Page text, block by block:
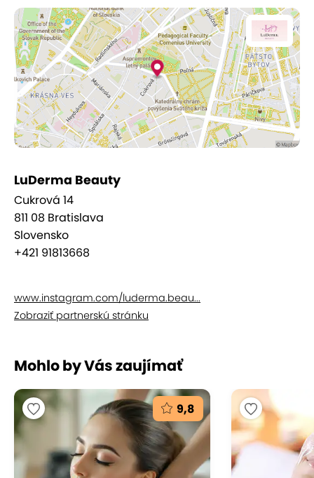
LuDerma Beauty
Cukrová 14
811 08 Bratislava
Slovensko
+421 91813668
www.instagram.com/luderma.beau...
Zobraziť partnerskú stránku
Mohlo by Vás zaujímať
9,8